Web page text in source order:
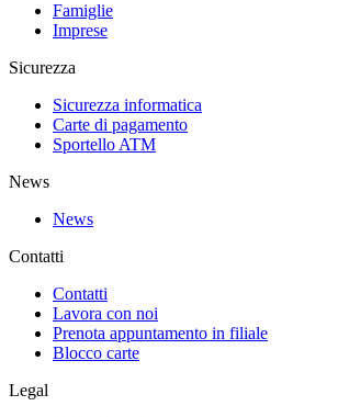
Famiglie
Imprese
Sicurezza
Sicurezza informatica
Carte di pagamento
Sportello ATM
News
News
Contatti
Contatti
Lavora con noi
Prenota appuntamento in filiale
Blocco carte
Legal